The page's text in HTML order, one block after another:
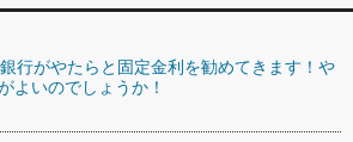
行がやたらと固定金利を勧めてきます！や
よいのでしょうか！